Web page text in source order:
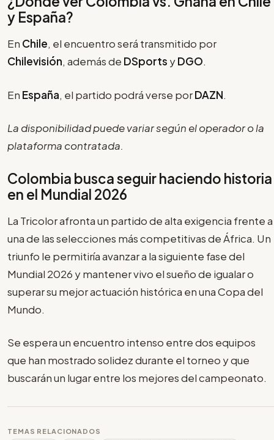
y España?
En Chile, el encuentro será transmitido por
Chilevisión, además de DSports yDGO.
En España, el partido podrá verse porDAZN.
La disponibilidad puede variar según el operador o la
plataforma contratada.
Colombia busca seguir haciendo historia
en el Mundial 2026
La Tricolor afronta un partido de alta exigencia frente a
una de las selecciones más competitivas de África. Un
triunfo le permitiría avanzar a la siguiente fase del
Mundial 2026 y mantener vivo el sueño de igualar o
superar su mejor actuación histórica en una Copa del
Mundo.
Se espera un encuentro intenso entre dos equipos
que han mostrado solidez durante el torneo y que
buscarán un lugar entre los mejores del campeonato.
TEMAS RELACIONADOS